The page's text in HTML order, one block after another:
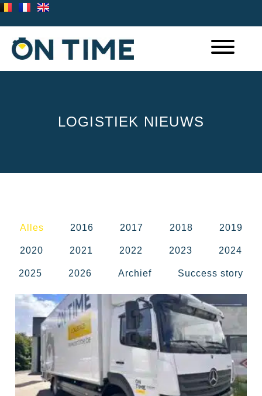
LOGISTIEK NIEUWS
Alles 2016 2017 2018 2019
2020 2021 2022 2023 2024
2025 2026 Archief Success story